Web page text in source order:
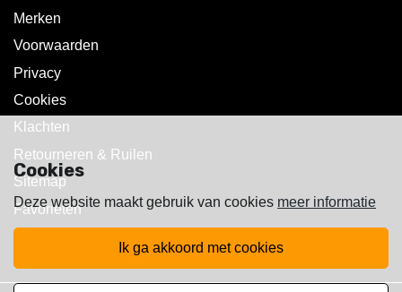
Merken
Voorwaarden
Privacy
Cookies
Klachten
Retourneren & Ruilen
Sitemap
Favorieten
Cookies
Deze website maakt gebruik van cookies meer informatie
ik ga akkoord met cookies